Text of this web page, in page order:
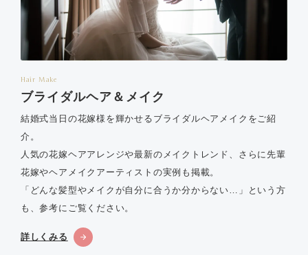
Hair Make
ブライダルヘア＆メイク
結婚式当日の花嫁様を輝かせるブライダルヘアメイクをご紹
介。
人気の花嫁ヘアアレンジや最新のメイクトレンド、さらに先輩
花嫁やヘアメイクアーティストの実例も掲載。
「どんな髪型やメイクが自分に合うか分からない…」という方
も、参考にご覧ください。
詳しくみる